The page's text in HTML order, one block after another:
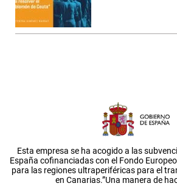
Esta empresa se ha acogido a las
España cofinanciadas con el Fondo
para las regiones ultraperiféricas para el
en Canarias.”Una manera de